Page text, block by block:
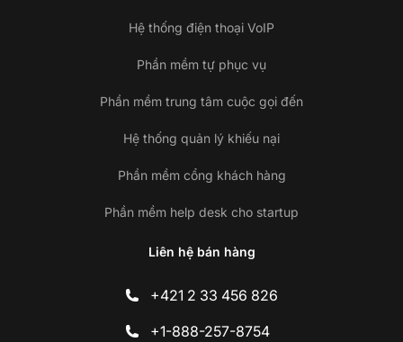
Hệ thống điện thoại VoIP
Phần mềm tự phục vụ
Phần mềm trung tâm cuộc gọi đến
Hệ thống quản lý khiếu nại
Phần mềm cổng khách hàng
Phần mềm help desk cho startup
Liên hệ bán hàng
+421 2 33 456 826
+1-888-257-8754